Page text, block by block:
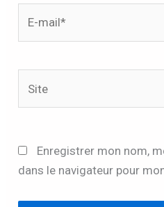
Enregistrer mon nom,
dans le navigateur pour